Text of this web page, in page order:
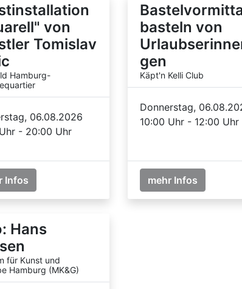
von
Tomislav
Hamburg-
06.08.2026
- 20:00 Uhr
Infos
basteln von
gen
Käpt'n Kelli Club
Donnerstag,
10:00 Uhr - 12:00 Uhr
mehr Infos
Hans
für Kunst und
Hamburg (MK&G)